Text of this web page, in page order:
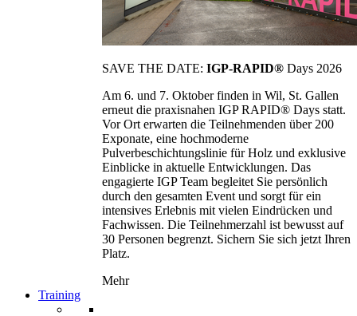
SAVE THE DATE: IGP-RAPID® Days 2026
Am 6. und 7. Oktober finden in Wil, St. Gallen
erneut die praxisnahen IGP RAPID® Days statt.
Vor Ort erwarten die Teilnehmenden über 200
Exponate, eine hochmoderne
Pulverbeschichtungslinie für Holz und exklusive
Einblicke in aktuelle Entwicklungen. Das
engagierte IGP Team begleitet Sie persönlich
durch den gesamten Event und sorgt für ein
intensives Erlebnis mit vielen Eindrücken und
Fachwissen. Die Teilnehmerzahl ist bewusst auf
30 Personen begrenzt. Sichern Sie sich jetzt Ihren
Platz.
Mehr
Training